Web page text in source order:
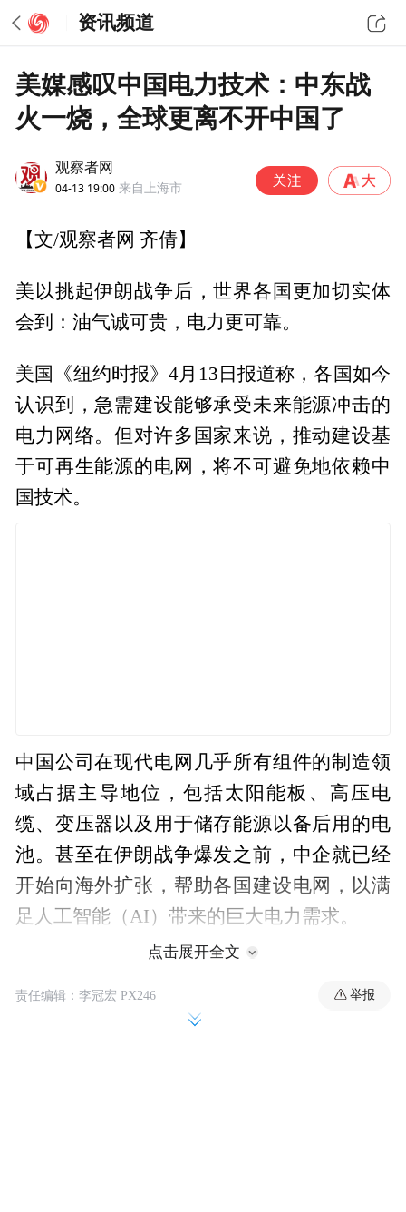
资讯频道
美媒感叹中国电力技术：中东战
火一烧，全球更离不开中国了
观察者网
04-13 19:00 来自上海市
【文/观察者网 齐倩】
美以挑起伊朗战争后，世界各国更加切实体
会到：油气诚可贵，电力更可靠。
美国《纽约时报》4月13日报道称，各国如今
认识到，急需建设能够承受未来能源冲击的
电力网络。但对许多国家来说，推动建设基
于可再生能源的电网，将不可避免地依赖中
国技术。
中国公司在现代电网几乎所有组件的制造领
域占据主导地位，包括太阳能板、高压电
缆、变压器以及用于储存能源以备后用的电
池。甚至在伊朗战争爆发之前，中企就已经
开始向海外扩张，帮助各国建设电网，以满
足人工智能（AI）带来的巨大电力需求。
为，中东战争引发的能源危机，使得一批中
国企业有望从中获益匪浅，这得益于中企此
点击展开全文
责任编辑：李冠宏 PX246 举报